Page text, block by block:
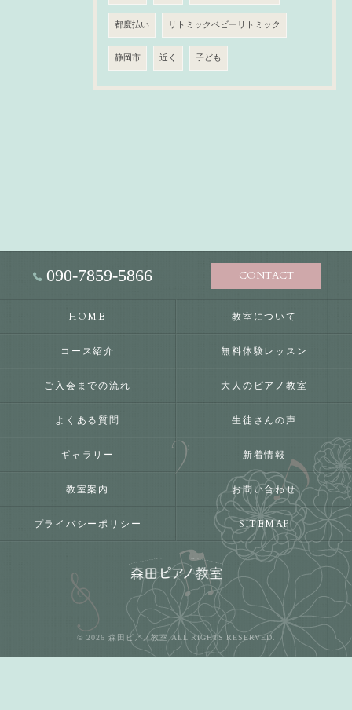
都度払い リトミックベビーリトミック
静岡市 近く 子ども
090-7859-5866 CONTACT
HOME 教室について
コース紹介 無料体験レッスン
ご入会までの流れ 大人のピアノ教室
よくある質問 生徒さんの声
ギャラリー 新着情報
教室案内 お問い合わせ
プライバシーポリシー SITEMAP
© 2026 森田ピアノ教室 ALL RIGHTS RESERVED.